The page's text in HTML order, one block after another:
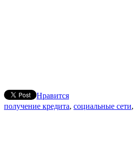
Нравится
получение кредита, социальные сети,